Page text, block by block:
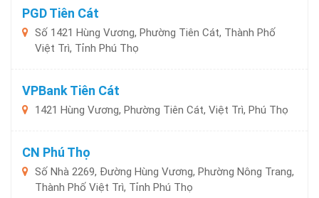
PGD Tiên Cát
Số 1421 Hùng Vương, Phường Tiên Cát, Thành Phố
Việt Trì, Tỉnh Phú Thọ
VPBank Tiên Cát
1421 Hùng Vương, Phường Tiên Cát, Việt Trì, Phú Thọ
CN Phú Thọ
Số Nhà 2269, Đường Hùng Vương, Phường Nông Trang,
Thành Phố Việt Trì, Tỉnh Phú Thọ